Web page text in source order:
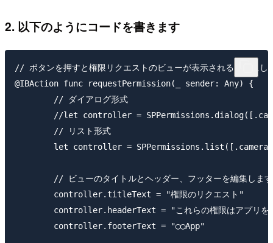
2. 以下のようにコードを書きます
// ボタンを押すと権限リクエストのビューが表示されるようにし
@IBAction func requestPermission(_ sender: Any) {
        // ダイアログ形式
//let controller =
        // リスト形式
let controller =
        // ビューのタイトルとヘッダー、フッターを編集します
        controller.titleText = "権限のリクエスト"
controller.headerText = "これらの権限はアプリを
        controller.footerText = "◯◯App"